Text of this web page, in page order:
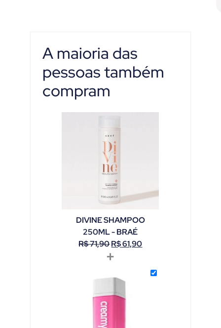
A maioria das
pessoas também
compram
DIVINE SHAMPOO
250ML - BRAÉ
R$71,90R$61,90
+